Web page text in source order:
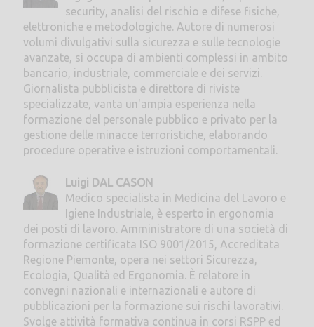
security, analisi del rischio e difese fisiche,
elettroniche e metodologiche. Autore di numerosi
volumi divulgativi sulla sicurezza e sulle tecnologie
avanzate, si occupa di ambienti complessi in ambito
bancario, industriale, commerciale e dei servizi.
Giornalista pubblicista e direttore di riviste
specializzate, vanta un'ampia esperienza nella
formazione del personale pubblico e privato per la
gestione delle minacce terroristiche, elaborando
procedure operative e istruzioni comportamentali.
Luigi DAL CASON
Medico specialista in Medicina del Lavoro e
Igiene Industriale, è esperto in ergonomia
dei posti di lavoro. Amministratore di una società di
formazione certificata ISO 9001/2015, Accreditata
Regione Piemonte, opera nei settori Sicurezza,
Ecologia, Qualità ed Ergonomia. È relatore in
convegni nazionali e internazionali e autore di
pubblicazioni per la formazione sui rischi lavorativi.
Svolge attività formativa continua in corsi RSPP ed